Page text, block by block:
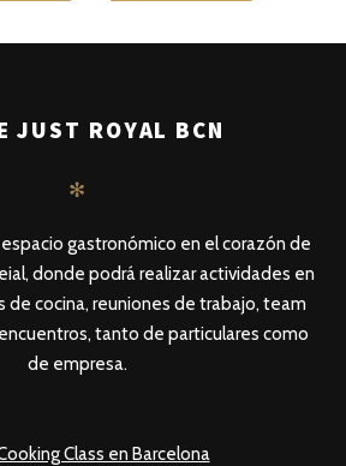
JUST ROYAL BCN
✻
espacio gastronómico en el corazón de
donde podrá realizar actividades en
de cocina, reuniones de trabajo, team
tanto de particulares como
de empresa.
Class en Barcelona